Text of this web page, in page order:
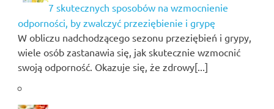
7 skutecznych sposobów na wzmocnienie
odporności, by zwalczyć przeziębienie i grypę
W obliczu nadchodzącego sezonu przeziębień i grypy,
wiele osób zastanawia się, jak skutecznie wzmocnić
swoją odporność. Okazuje się, że zdrowy[...]